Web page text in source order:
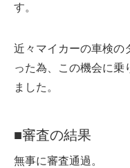
す。
近々マイカーの車検の
った為、この機会に乗
ました。
■審査の結果
無事に審査通過。